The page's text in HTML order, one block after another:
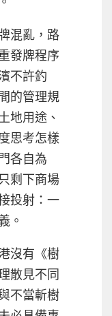
混亂，路
發牌程序
不許釣
的管理規
地用途、
思考怎樣
各自為
剩下商場
投射：一
。
沒有《樹
散見不同
不當斬樹